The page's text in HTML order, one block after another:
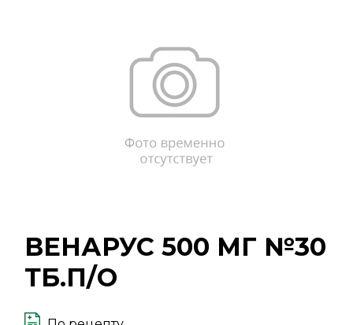
ВЕНАРУС 500 МГ №30
ТБ.П/О